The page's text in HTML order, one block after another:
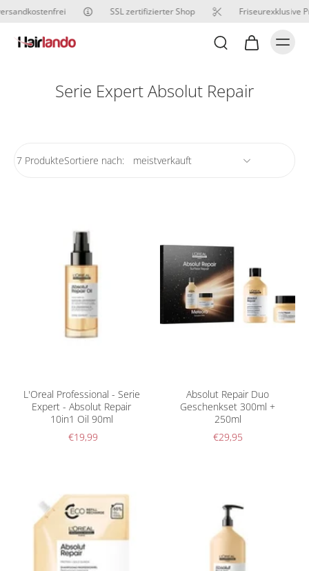
SSL zertifizierter Shop Friseurexklusive
Serie Expert Absolut Repair
7 ProdukteSortiere nach:
L'Oreal Professional - Serie
Expert - Absolut Repair
10in1 Oil 90ml
€19,99
Absolut Repair Duo
Geschenkset 300ml +
250ml
€29,95